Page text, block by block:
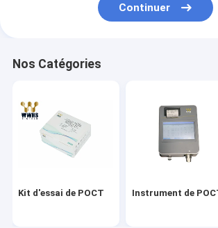
Kit d'essai de fertilité
Consommables de laboratoire médical
Milieu de transport de virus
Continuer
Nos Catégories
Kit d'essai de POCT Instrument de